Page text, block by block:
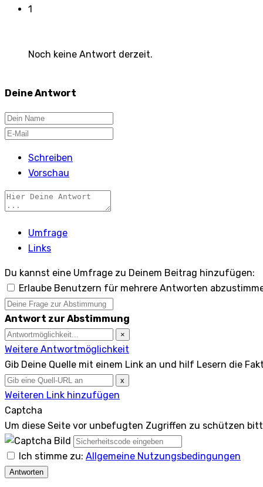
1
Noch keine Antwort derzeit.
Deine Antwort
Schreiben
Vorschau
Umfrage
Links
Du kannst eine Umfrage zu Deinem Beitrag hinzufügen:
Erlaube Benutzern für mehrere Antworten
Antwort zur Abstimmung
×
Weitere Antwortmöglichkeit
Gib Deine Quelle mit einem Link an und hilf Lesern die
x
Weiteren Link hinzufügen
Captcha
Um diese Seite vor unbefugten Zugriffen zu schützen
Ich stimme zu: Allgemeine Nutzungsbedingungen
Antworten